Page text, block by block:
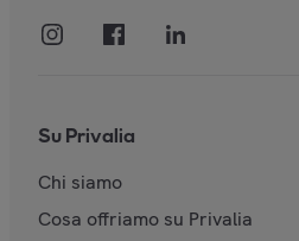
Su Privalia
Chi siamo
Cosa offriamo su Privalia